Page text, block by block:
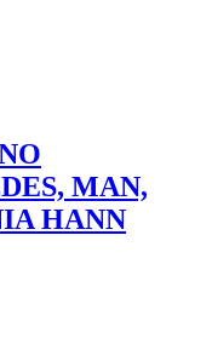
MAN,
HANN